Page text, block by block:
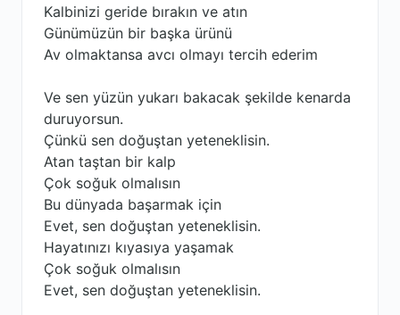
Kalbinizi geride bırakın ve atın
Günümüzün bir başka ürünü
Av olmaktansa avcı olmayı tercih ederim
Ve sen yüzün yukarı bakacak şekilde kenarda
duruyorsun.
Çünkü sen doğuştan yeteneklisin.
Atan taştan bir kalp
Çok soğuk olmalısın
Bu dünyada başarmak için
Evet, sen doğuştan yeteneklisin.
Hayatınızı kıyasıya yaşamak
Çok soğuk olmalısın
Evet, sen doğuştan yeteneklisin.